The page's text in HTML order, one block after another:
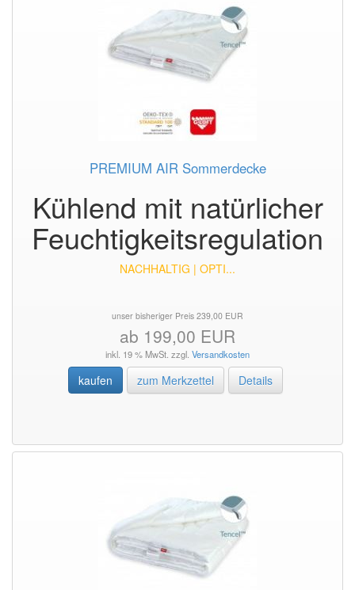
PREMIUM AIR Sommerdecke
Kühlend mit natürlicher
Feuchtigkeitsregulation
NACHHALTIG | OPTI...
unser bisheriger Preis 239,00 EUR
ab 199,00 EUR
inkl. 19 % MwSt. zzgl. Versandkosten
kaufen zum Merkzettel Details